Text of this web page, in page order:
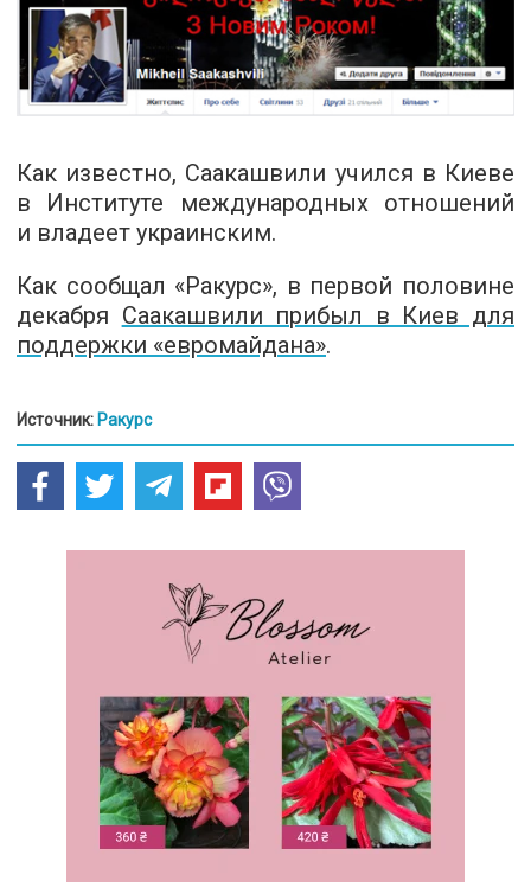
Как известно, Саакашвили учился в Киеве
в Институте международных отношений
и владеет украинским.
Как сообщал «Ракурс», в первой половине
декабря Саакашвили прибыл в Киев для
поддержки «евромайдана».
Источник: Ракурс